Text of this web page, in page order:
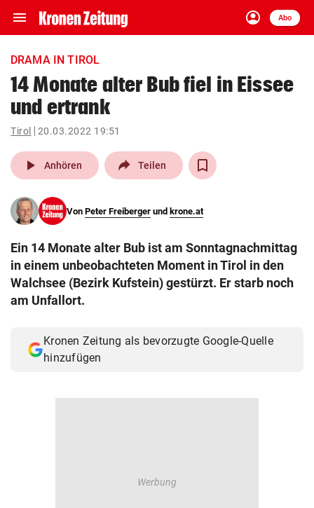
menu Navigation
ein-/ausklappen
account_circle
Anmelden
Abo
close Schließen
account_circle Anmelden
pin_drop
Wien arrow_right
search
eingeben
Muthgasse 2, 1190 Wien
DRAMA IN TIROL
14 Monate alter Bub fiel in Eissee
und ertrank
Tirol 20.03.2022 19:51
play_arrow Anhören Teilen
Von Peter Freiberger und krone.at
Ein 14 Monate alter Bub ist am Sonntagnachmittag
in einem unbeobachteten Moment in Tirol in den
Walchsee (Bezirk Kufstein) gestürzt. Er starb noch
am Unfallort.
Kronen Zeitung als bevorzugte Google-Quelle
hinzufügen